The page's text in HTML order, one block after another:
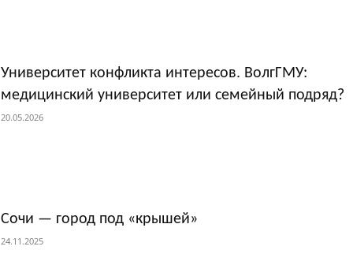
Университет конфликта интересов. ВолгГМУ:
медицинский университет или семейный подряд?
20.05.2026
Сочи — город под «крышей»
24.11.2025